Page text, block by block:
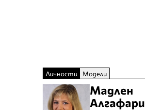
Личности Модели
Мадлен
Алгафари